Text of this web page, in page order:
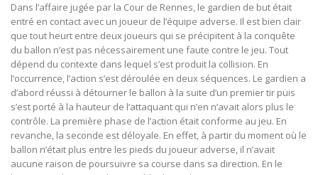
Dans l’affaire jugée par la Cour de Rennes, le gardien de but était
entré en contact avec un joueur de l’équipe adverse. Il est bien clair
que tout heurt entre deux joueurs qui se précipitent à la conquête
du ballon n’est pas nécessairement une faute contre le jeu. Tout
dépend du contexte dans lequel s’est produit la collision. En
l’occurrence, l’action s’est déroulée en deux séquences. Le gardien a
d’abord réussi à détourner le ballon à la suite d’un premier tir puis
s’est porté à la hauteur de l’attaquant qui n’en n’avait alors plus le
contrôle. La première phase de l’action était conforme au jeu. En
revanche, la seconde est déloyale. En effet, à partir du moment où le
ballon n’était plus entre les pieds du joueur adverse, il n’avait
aucune raison de poursuivre sa course dans sa direction. En le